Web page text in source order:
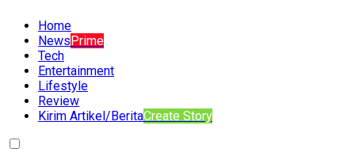
Home
NewsPrime
Tech
Entertainment
Lifestyle
Review
Kirim Artikel/BeritaCreate Story